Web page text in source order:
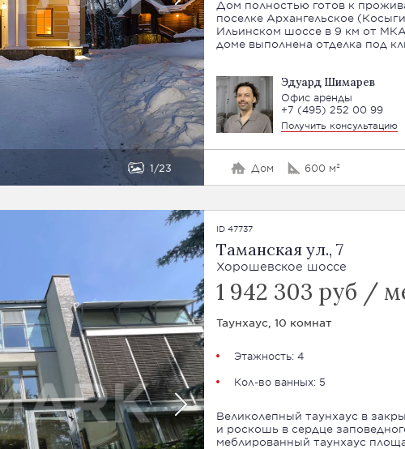
1 23
Дом полностью готов к
поселке Архангельское
Ильинском шоссе в 9 км от
доме выполнена отделка под
Эдуард Шимарев
Офис аренды
+7 (495) 252 00 99
Получить консультацию
Дом 600 м²
ID 47737
Таманская ул., 7
Хорошевское шоссе
1 942 303 руб /
Таунхаус, 10 комнат
Этажность: 4
Кол-во ванных: 5
Великолепный таунхаус в
и роскошь в сердце
меблированный таунхаус